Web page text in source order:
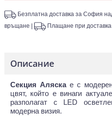
Безплатна доставка за София
връщане
Плащане при доставка
Описание
Секция Аляскае с модерен
цвят, който е винаги
разполагат с LED
модерна визия.